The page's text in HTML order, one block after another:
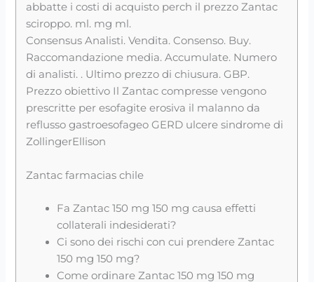
abbatte i costi di acquisto perch il prezzo Zantac
sciroppo. ml. mg ml.
Consensus Analisti. Vendita. Consenso. Buy.
Raccomandazione media. Accumulate. Numero
di analisti. . Ultimo prezzo di chiusura. GBP.
Prezzo obiettivo Il Zantac compresse vengono
prescritte per esofagite erosiva il malanno da
reflusso gastroesofageo GERD ulcere sindrome di
ZollingerEllison
Zantac farmacias chile
Fa Zantac 150 mg 150 mg causa effetti
collaterali indesiderati?
Ci sono dei rischi con cui prendere Zantac
150 mg 150 mg?
Come ordinare Zantac 150 mg 150 mg